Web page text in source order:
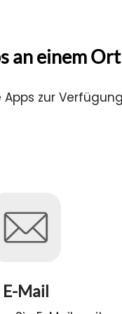
an einem Ort
zur
E-Mail